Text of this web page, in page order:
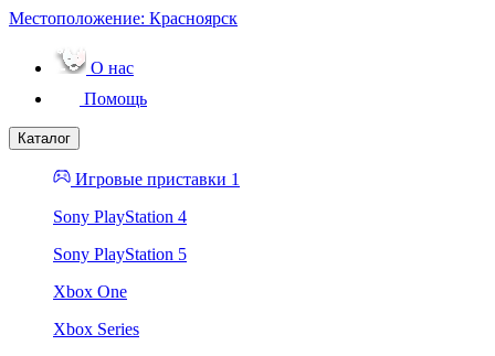
Местоположение: Красноярск
О нас
Помощь
Каталог
Игровые приставки 1
Sony PlayStation 4
Sony PlayStation 5
Xbox One
Xbox Series